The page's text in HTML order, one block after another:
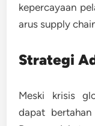
kepercayaan
arus supply
Strategi
Meski krisis
dapat